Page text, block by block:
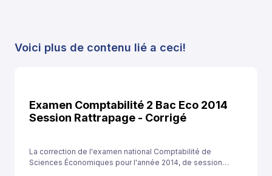
Voici plus de contenu lié a ceci!
Examen Comptabilité 2 Bac Eco 2014
Session Rattrapage - Corrigé
La correction de l'examen national Comptabilité de
Sciences Économiques pour l'année 2014, de session